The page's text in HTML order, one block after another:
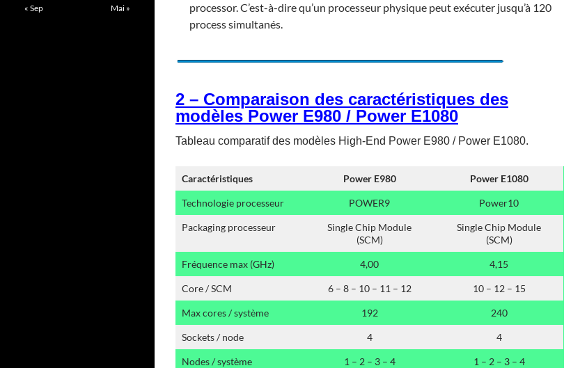
processor. C’est-à-dire qu’un processeur physique peut exécuter jusqu’à 120
process simultanés.
2 – Comparaison des caractéristiques des
modèles Power E980 / Power E1080
Tableau comparatif des modèles High-End Power E980 / Power E1080.
Caractéristiques Power E980 Power E1080
Technologie processeur POWER9 Power10
Packaging processeur
Single Chip Module
(SCM)
Single Chip Module
(SCM)
Fréquence max (GHz) 4,00 4,15
Core / SCM 6 – 8 – 10 – 11 – 12 10 – 12 – 15
Max cores / système 192 240
Sockets / node 4 4
Nodes / système 1 – 2 – 3 – 4 1 – 2 – 3 – 4
« Sep
Mai »